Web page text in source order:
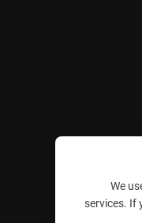
We
services. If